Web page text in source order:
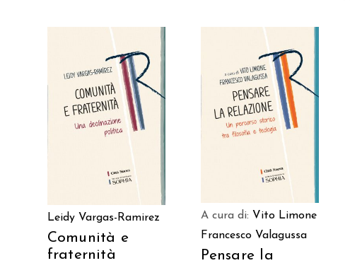
AGGIUNGI AL CARRELLO
Leidy Vargas-Ramirez
Comunità e
fraternità
AGGIUNGI AL CARRELLO
A cura di: Vito Limone
Francesco Valagussa
Pensare la